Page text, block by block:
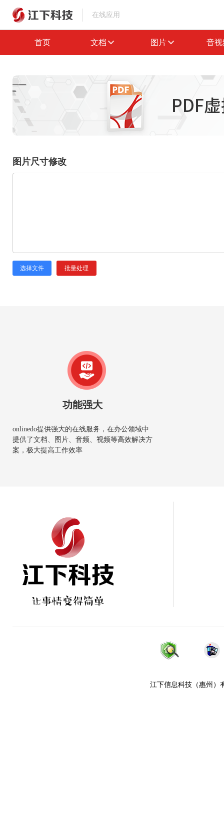
在线应用
首页 文档 图片 音视
图片尺寸修改
选择文件 批量处理
功能强大
onlinedo提供强大的在线服务，在办公领域中
提供了文档、图片、音频、视频等高效解决方
案，极大提高工作效率
江下信息科技（惠州）